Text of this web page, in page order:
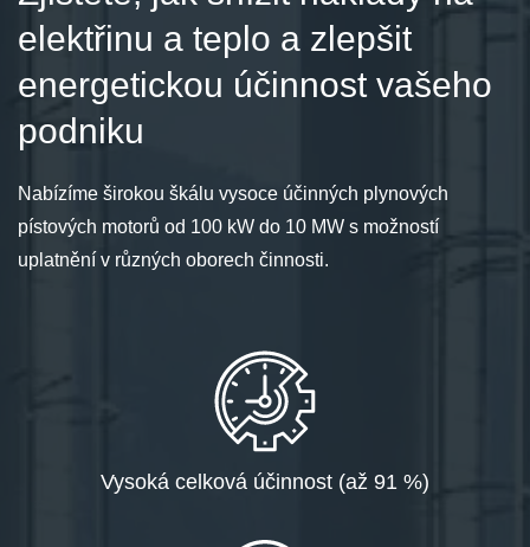
elektřinu a teplo a zlepšit
energetickou účinnost vašeho
podniku
Nabízíme širokou škálu vysoce účinných plynových
pístových motorů od 100 kW do 10 MW s možností
uplatnění v různých oborech činnosti.
Vysoká celková účinnost (až 91 %)